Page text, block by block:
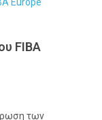
FIBA
των